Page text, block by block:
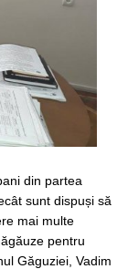
din partea
sunt dispuși să
mai multe
pentru
Găguziei, Vadim